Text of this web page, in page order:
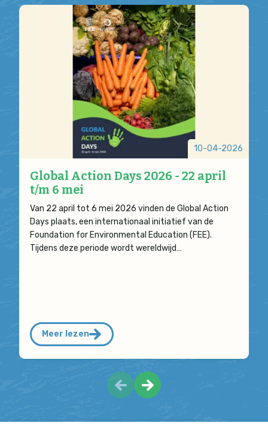
10-04-2026
Global Action Days 2026 - 22 april
t/m 6 mei
Van 22 april tot 6 mei 2026 vinden de Global Action
Days plaats, een internationaal initiatief van de
Foundation for Environmental Education (FEE).
Tijdens deze periode wordt wereldwijd…
Meer lezen